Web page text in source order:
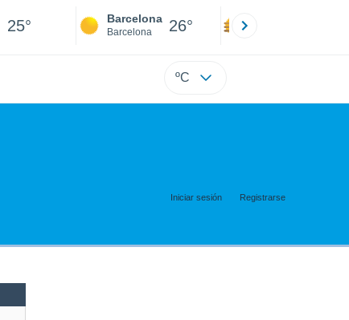
25° Barcelona
Barcelona 26°
ºC
Iniciar sesión Registrarse